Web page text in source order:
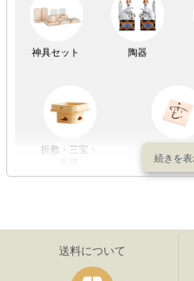
神具セット 陶器
折敷・三宝・
送料について